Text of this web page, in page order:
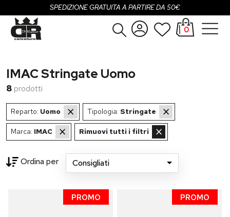
SPEDIZIONE GRATUITA A PARTIRE DA 50€
Uomo
Bambina
Bambino
Registrati
0
IMAC Stringate Uomo
8 prodotti
Reparto: Uomo × Tipologia: Stringate ×
Marca: IMAC × Rimuovi tutti i filtri ×
Ordina per Consigliati
PROMO PROMO